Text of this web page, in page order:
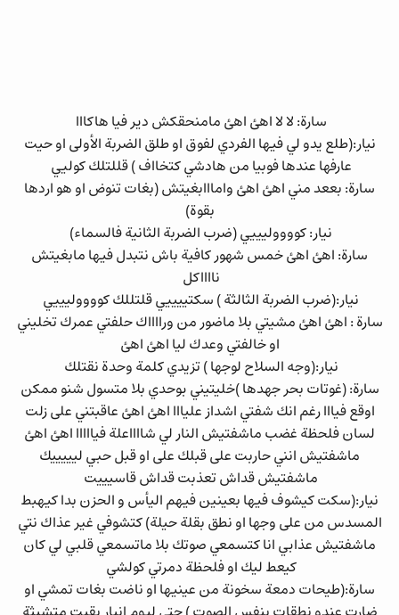
سارة: لا لا اهئ اهئ مامنحقكش دير فيا هاكااا
نيار:(طلع يدو لي فيها الفردي لفوق او طلق الضربة الأولى او حيت
عارفها عندها فوبيا من هادشي كتخااف ) قللتلك كوليي
سارة: بععد مني اهئ اهئ وامااابغيتش (بغات تنوض او هو اردها
بقوة)
نيار: كووووليييي (ضرب الضربة الثانية فالسماء)
سارة: اهئ اهئ خمس شهور كافية باش نتبدل فيها مابغيتش
نااااكل
نيار:(ضرب الضربة الثالثة ) سكتييييي قلتللك كووووليييي
سارة : اهئ اهئ مشيتي بلا ماضور من ورااااك حلفتي عمرك تخليني
او خالفتي وعدك ليا اهئ اهئ
نيار:(وجه السلاح لوجها ) تزيدي كلمة وحدة نقتلك
سارة: (غوتات بحر جهدها )خليتيني بوحدي بلا متسول شنو ممكن
اوقع فيااا رغم انك شفتي اشداز عليااا اهئ اهئ عاقبتني على زلت
لسان فلحظة غضب ماشفتيش النار لي شااااعلة فيااااا اهئ اهئ
ماشفتيش انني حاربت على قبلك على او قبل حبي ليييييك
ماشفتيش قداش تعذبت قداش قاسيييت
نيار:(سكت كيشوف فيها بعينين فيهم اليأس و الحزن بدا كيهبط
المسدس من على وجها او نطق بقلة حيلة) كتشوفي غير عذاك نتي
ماشفتيش عذابي انا كتسمعي صوتك بلا ماتسمعي قلبي لي كان
كيعط ليك او فلحظة دمرتي كولشي
سارة:(طيحات دمعة سخونة من عينيها او ناضت بغات تمشي او